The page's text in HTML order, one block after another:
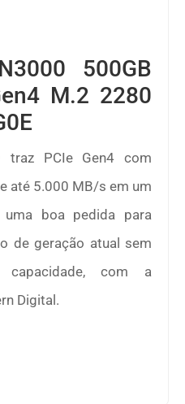
500GB
M.2 2280
traz PCIe Gen4 com
até 5.000 MB/s em um
boa pedida para
de geração atual sem
com a
Digital.